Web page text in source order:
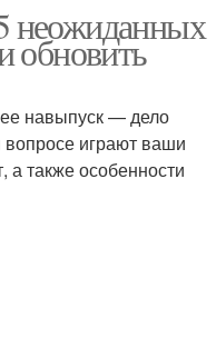
неожиданных
обновить
навыпуск — дело
играют ваши
также особенности